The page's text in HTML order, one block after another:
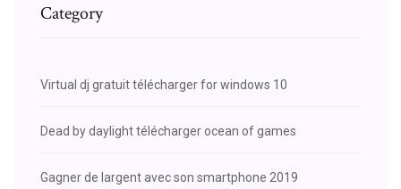
Category
Virtual dj gratuit télécharger for windows 10
Dead by daylight télécharger ocean of games
Gagner de largent avec son smartphone 2019